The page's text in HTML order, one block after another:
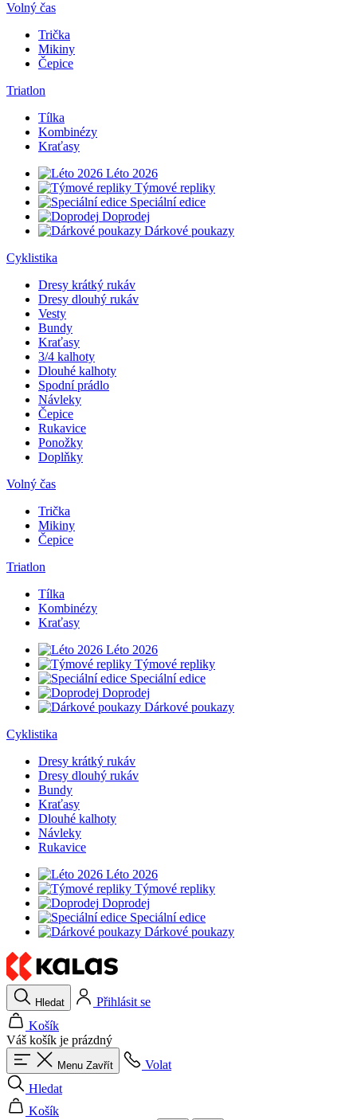
Volný čas
Trička
Mikiny
Čepice
Triatlon
Tílka
Kombinézy
Kraťasy
Léto 2026
Týmové repliky
Speciální edice
Doprodej
Dárkové poukazy
Cyklistika
Dresy krátký rukáv
Dresy dlouhý rukáv
Vesty
Bundy
Kraťasy
3/4 kalhoty
Dlouhé kalhoty
Spodní prádlo
Návleky
Čepice
Rukavice
Ponožky
Doplňky
Volný čas
Trička
Mikiny
Čepice
Triatlon
Tílka
Kombinézy
Kraťasy
Léto 2026
Týmové repliky
Speciální edice
Doprodej
Dárkové poukazy
Cyklistika
Dresy krátký rukáv
Dresy dlouhý rukáv
Bundy
Kraťasy
Dlouhé kalhoty
Návleky
Rukavice
Léto 2026
Týmové repliky
Doprodej
Speciální edice
Dárkové poukazy
Hledat
Přihlásit se
Košík
Váš košík je prázdný
Menu Zavřít
Volat
Hledat
Košík